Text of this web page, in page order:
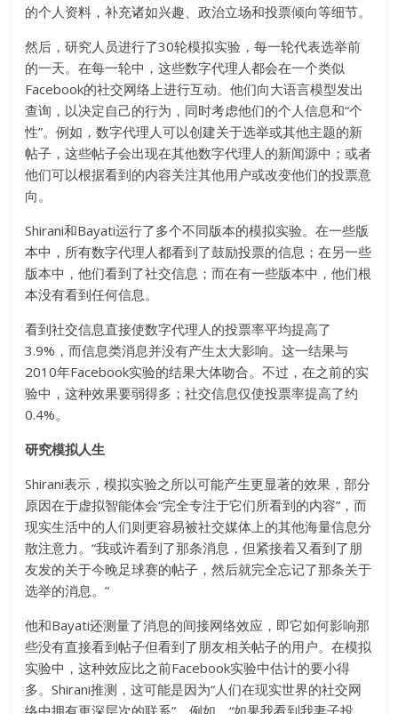
的个人资料，补充诸如兴趣、政治立场和投票倾向等细节。
然后，研究人员进行了30轮模拟实验，每一轮代表选举前
的一天。在每一轮中，这些数字代理人都会在一个类似
Facebook的社交网络上进行互动。他们向大语言模型发出
查询，以决定自己的行为，同时考虑他们的个人信息和“个
性”。例如，数字代理人可以创建关于选举或其他主题的新
帖子，这些帖子会出现在其他数字代理人的新闻源中；或者
他们可以根据看到的内容关注其他用户或改变他们的投票意
向。
Shirani和Bayati运行了多个不同版本的模拟实验。在一些版
本中，所有数字代理人都看到了鼓励投票的信息；在另一些
版本中，他们看到了社交信息；而在有一些版本中，他们根
本没有看到任何信息。
看到社交信息直接使数字代理人的投票率平均提高了
3.9%，而信息类消息并没有产生太大影响。这一结果与
2010年Facebook实验的结果大体吻合。不过，在之前的实
验中，这种效果要弱得多；社交信息仅使投票率提高了约
0.4%。
研究模拟人生
Shirani表示，模拟实验之所以可能产生更显著的效果，部分
原因在于虚拟智能体会“完全专注于它们所看到的内容”，而
现实生活中的人们则更容易被社交媒体上的其他海量信息分
散注意力。“我或许看到了那条消息，但紧接着又看到了朋
友发的关于今晚足球赛的帖子，然后就完全忘记了那条关于
选举的消息。”
他和Bayati还测量了消息的间接网络效应，即它如何影响那
些没有直接看到帖子但看到了朋友相关帖子的用户。在模拟
实验中，这种效应比之前Facebook实验中估计的要小得
多。Shirani推测，这可能是因为“人们在现实世界的社交网
络中拥有更深层次的联系”。例如，“如果我看到我妻子投